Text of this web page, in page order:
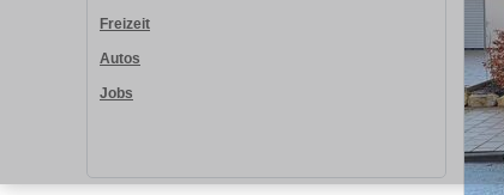
Freizeit
Autos
Jobs